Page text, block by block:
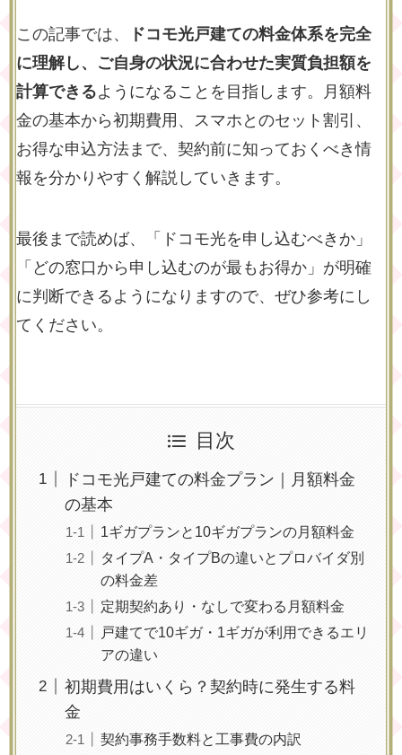
この記事では、
ドコモ光戸建ての料金体系を完全
に理解し、ご自身の状況に合わせた実質負担額を
計算できるようになることを目指します。月額料
金の基本から初期費用、スマホとのセット割引、
お得な申込方法まで、契約前に知っておくべき情
報を分かりやすく解説していきます。
最後まで読めば、「ドコモ光を申し込むべきか」
「どの窓口から申し込むのが最もお得か」が明確
に判断できるようになりますので、ぜひ参考にし
てください。
目次
ドコモ光戸建ての料金プラン｜月額料金
の基本
1ギガプランと10ギガプランの月額料金
タイプA・タイプBの違いとプロバイダ別
の料金差
定期契約あり・なしで変わる月額料金
戸建てで10ギガ・1ギガが利用できるエリ
アの違い
初期費用はいくら？契約時に発生する料
金
契約事務手数料と工事費の内訳